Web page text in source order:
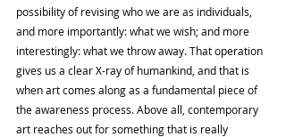
possibility of revising who we are as individuals,
and more importantly: what we wish; and more
interestingly: what we throw away. That operation
gives us a clear X-ray of humankind, and that is
when art comes along as a fundamental piece of
the awareness process. Above all, contemporary
art reaches out for something that is really